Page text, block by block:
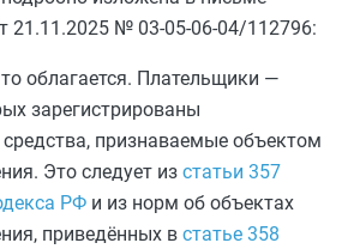
21.11.2025 № 03-05-06-04/112796:
облагается. Плательщики —
зарегистрированы
признаваемые объектом
Это следует из статьи 357
РФ и из норм об объектах
приведённых в статье 358